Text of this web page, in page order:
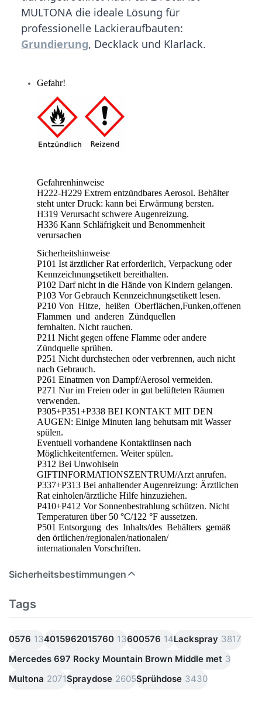
MULTONA die ideale Lösung für
professionelle Lackieraufbauten:
Grundierung, Decklack und Klarlack.
Gefahr!
Gefahrenhinweise
H222-H229 Extrem entzündbares Aerosol. Behälter
steht unter Druck: kann bei Erwärmung bersten.
H319 Verursacht schwere Augenreizung.
H336 Kann Schläfrigkeit und Benommenheit
verursachen
Sicherheitshinweise
P101 Ist ärztlicher Rat erforderlich, Verpackung oder
Kennzeichnungsetikett bereithalten.
P102 Darf nicht in die Hände von Kindern gelangen.
P103 Vor Gebrauch Kennzeichnungsetikett lesen.
P210 Von Hitze, heißen Oberflächen,Funken,offenen
Flammen und anderen Zündquellen
fernhalten. Nicht rauchen.
P211 Nicht gegen offene Flamme oder andere
Zündquelle sprühen.
P251 Nicht durchstechen oder verbrennen, auch nicht
nach Gebrauch.
P261 Einatmen von Dampf/Aerosol vermeiden.
P271 Nur im Freien oder in gut belüfteten Räumen
verwenden.
P305+P351+P338 BEI KONTAKT MIT DEN
AUGEN: Einige Minuten lang behutsam mit Wasser
spülen.
Eventuell vorhandene Kontaktlinsen nach
Möglichkeitentfernen. Weiter spülen.
P312 Bei Unwohlsein
GIFTINFORMATIONSZENTRUM/Arzt anrufen.
P337+P313 Bei anhaltender Augenreizung: Ärztlichen
Rat einholen/ärztliche Hilfe hinzuziehen.
P410+P412 Vor Sonnenbestrahlung schützen. Nicht
Temperaturen über 50 °C/122 °F aussetzen.
P501 Entsorgung des Inhalts/des Behälters gemäß
den örtlichen/regionalen/nationalen/
internationalen Vorschriften.
Sicherheitsbestimmungen
Tags
0576 134015962015760 13600576 14Lackspray 3817
Mercedes 697 Rocky Mountain Brown Middle met 3
Multona 2071Spraydose 2605Sprühdose 3430